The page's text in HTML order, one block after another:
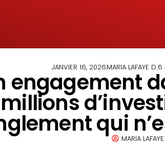
JANVIER 16, 2026MARIA LAFAYE D.6
engagement
qui
MARIA